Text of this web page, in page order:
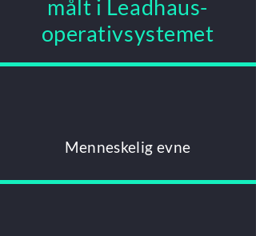
målt i Leadhaus-
operativsystemet
Menneskelig evne